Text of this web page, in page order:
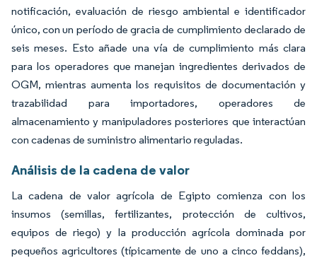
notificación, evaluación de riesgo ambiental e identificador
único, con un período de gracia de cumplimiento declarado de
seis meses. Esto añade una vía de cumplimiento más clara
para los operadores que manejan ingredientes derivados de
OGM, mientras aumenta los requisitos de documentación y
trazabilidad para importadores, operadores de
almacenamiento y manipuladores posteriores que interactúan
con cadenas de suministro alimentario reguladas.
Análisis de la cadena de valor
La cadena de valor agrícola de Egipto comienza con los
insumos (semillas, fertilizantes, protección de cultivos,
equipos de riego) y la producción agrícola dominada por
pequeños agricultores (típicamente de uno a cinco feddans),